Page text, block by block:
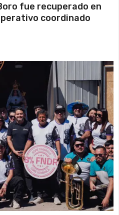
fue recuperado en
coordinado